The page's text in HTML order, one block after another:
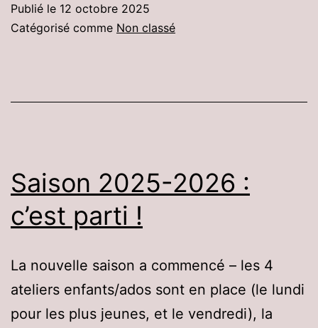
–
Publié le 12 octobre 2025
Catégorisé comme Non classé
Saison 2025-2026 :
c’est parti !
La nouvelle saison a commencé – les 4
ateliers enfants/ados sont en place (le lundi
pour les plus jeunes, et le vendredi), la